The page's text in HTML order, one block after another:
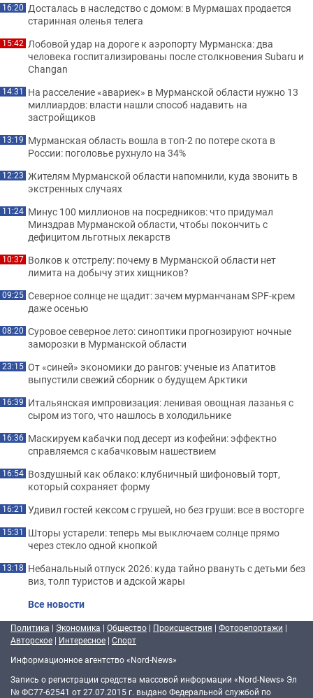
16:20 Досталась в наследство с домом: в Мурмашах продается
старинная оленья телега
15:42 Лобовой удар на дороге к аэропорту Мурманска: два
человека госпитализированы после столкновения Subaru и
Changan
14:31 На расселение «авариек» в Мурманской области нужно 13
миллиардов: власти нашли способ надавить на
застройщиков
13:19 Мурманская область вошла в топ-2 по потере скота в
России: поголовье рухнуло на 34%
12:23 Жителям Мурманской области напомнили, куда звонить в
экстренных случаях
11:24 Минус 100 миллионов на посредников: что придумал
Минздрав Мурманской области, чтобы покончить с
дефицитом льготных лекарств
10:37 Волков к отстрелу: почему в Мурманской области нет
лимита на добычу этих хищников?
09:25 Северное солнце не щадит: зачем мурманчанам SPF-крем
даже осенью
08:20 Суровое северное лето: синоптики прогнозируют ночные
заморозки в Мурманской области
23:15 От «синей» экономики до рангов: ученые из Апатитов
выпустили свежий сборник о будущем Арктики
16:39 Итальянская импровизация: ленивая овощная лазанья с
сыром из того, что нашлось в холодильнике
16:36 Маскируем кабачки под десерт из кофейни: эффектно
справляемся с кабачковым нашествием
16:54 Воздушный как облако: клубничный шифоновый торт,
который сохраняет форму
16:21 Удивил гостей кексом с грушей, но без груши: все в восторге
15:31 Шторы устарели: теперь мы выключаем солнце прямо
через стекло одной кнопкой
13:18 Небанальный отпуск 2026: куда тайно рвануть с детьми без
виз, толп туристов и адской жары
Все новости
Политика | Экономика | Общество | Происшествия | Фоторепортажи |
Авторское | Интересное | Спорт
Информационное агентство «Nord-News»
Запись о регистрации средства массовой информации «Nord-News» Эл
№ ФС77-62541 от 27.07.2015 г. выдано Федеральной службой по